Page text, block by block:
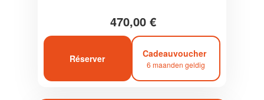
470,00 €
Réserver Cadeauvoucher
6 maanden geldig